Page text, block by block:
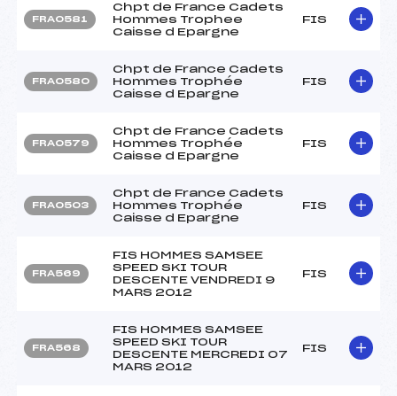
FRA0581
Chpt de France Cadets
Hommes Trophee
Caisse d Epargne
FIS
FRA0580
Chpt de France Cadets
Hommes Trophée
Caisse d Epargne
FIS
FRA0579
Chpt de France Cadets
Hommes Trophée
Caisse d Epargne
FIS
FRA0503
Chpt de France Cadets
Hommes Trophée
Caisse d Epargne
FIS
FRA569
FIS HOMMES SAMSEE
SPEED SKI TOUR
DESCENTE VENDREDI 9
MARS 2012
FIS
FRA568
FIS HOMMES SAMSEE
SPEED SKI TOUR
DESCENTE MERCREDI 07
MARS 2012
FIS